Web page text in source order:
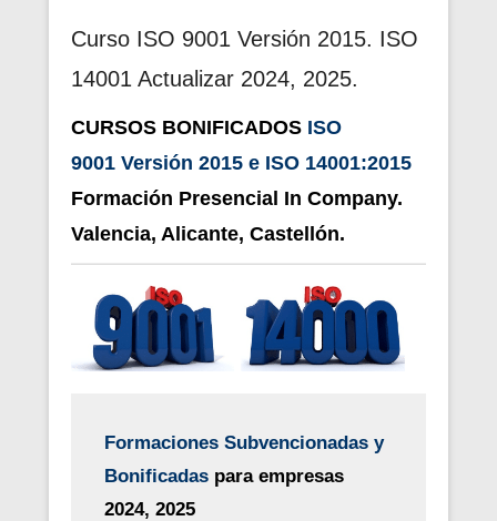
Curso ISO 9001 Versión 2015. ISO
14001 Actualizar 2024, 2025.
CURSOS BONIFICADOS ISO
9001 Versión 2015 e ISO 14001:2015
Formación Presencial In Company.
Valencia, Alicante, Castellón.
Formaciones Subvencionadas y
Bonificadas para empresas
2024, 2025